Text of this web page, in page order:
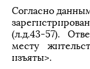
Согласно
(л.д.43-57).
месту
изъяты>.